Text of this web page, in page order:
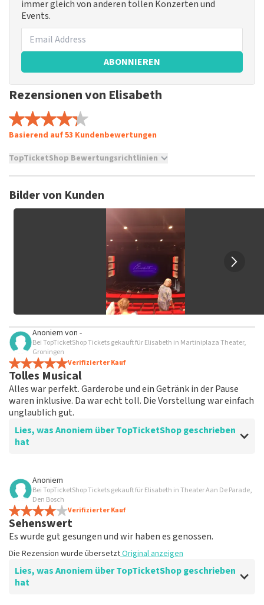
immer gleich von anderen tollen Konzerten und
Events.
ABONNIEREN
Rezensionen von Elisabeth
Basierend auf 53 Kundenbewertungen
TopTicketShop Bewertungsrichtlinien
Es ist nicht möglich, eine Bewertung abzugeben, wenn du
nicht veröffentlicht. Es kann einige Wochen dauern, bis eine
Bewertung veröffentlicht wird.
Bilder von Kunden
Anoniem von -
Bei TopTicketShop Tickets gekauft für Elisabeth in Martiniplaza Theater,
Groningen
Verifizierter Kauf
Tolles Musical
Alles war perfekt. Garderobe und ein Getränk in der Pause
waren inklusive. Da war echt toll. Die Vorstellung war einfach
unglaublich gut.
Lies, was Anoniem über TopTicketShop geschrieben
hat
Bewertung von Anoniem über
Gut
Anoniem
Bei TopTicketShop Tickets gekauft für Elisabeth in Theater Aan De Parade,
Den Bosch
Verifizierter Kauf
Sehenswert
Es wurde gut gesungen und wir haben es genossen.
Die Rezension wurde übersetztOriginal anzeigen
Lies, was Anoniem über TopTicketShop geschrieben
hat